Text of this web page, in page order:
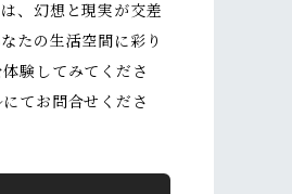
、幻想と現実が交差
たの生活空間に彩り
験してみてくださ
てお問合せくださ